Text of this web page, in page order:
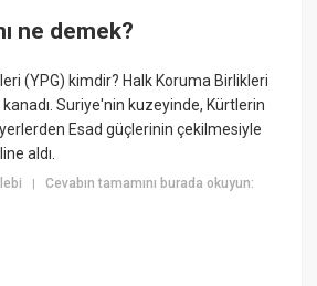
ne demek?
(YPG) kimdir? Halk Koruma Birlikleri
kanadı. Suriye'nin kuzeyinde, Kürtlerin
Esad güçlerinin çekilmesiyle
aldı.
|Cevabın tamamını burada okuyun: